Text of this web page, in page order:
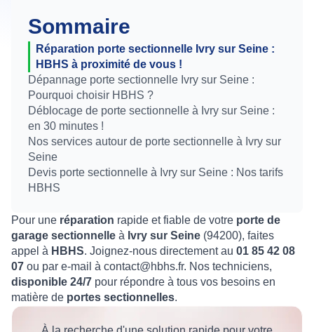
Sommaire
Réparation porte sectionnelle Ivry sur Seine :
HBHS à proximité de vous !
Dépannage porte sectionnelle Ivry sur Seine :
Pourquoi choisir HBHS ?
Déblocage de porte sectionnelle à Ivry sur Seine :
en 30 minutes !
Nos services autour de porte sectionnelle à Ivry sur
Seine
Devis porte sectionnelle à Ivry sur Seine : Nos tarifs
HBHS
Pour une réparation rapide et fiable de votre porte de
garage sectionnelle à Ivry sur Seine (94200), faites
appel à HBHS. Joignez-nous directement au 01 85 42 08
07 ou par e-mail à contact@hbhs.fr. Nos techniciens,
disponible 24/7 pour répondre à tous vos besoins en
matière de portes sectionnelles.